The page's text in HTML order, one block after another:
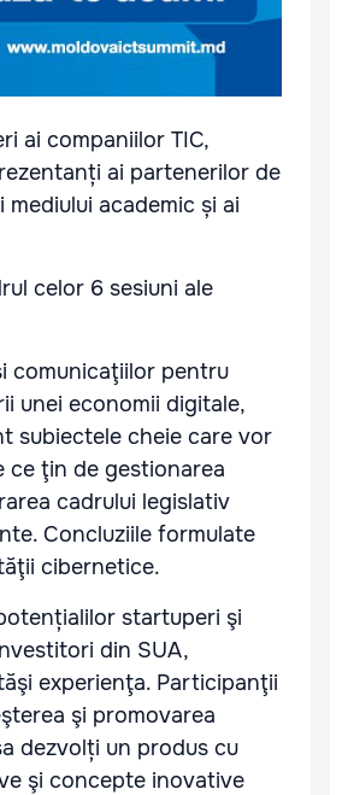
ai companiilor TIC,
ai partenerilor de
academic și ai
celor 6 sesiuni ale
comunicaţiilor pentru
unei economii digitale,
subiectele cheie care vor
ce ţin de gestionarea
cadrului legislativ
Concluziile formulate
cibernetice.
startuperi şi
din SUA,
experienţa. Participanţii
şi promovarea
dezvolți un produs cu
şi concepte inovative